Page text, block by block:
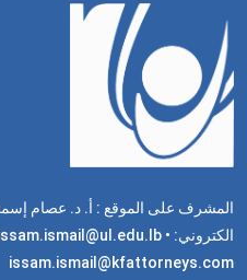
الكتروني: issam.ismail@ul.edu.lb •
issam.ismail@kfattorneys.com